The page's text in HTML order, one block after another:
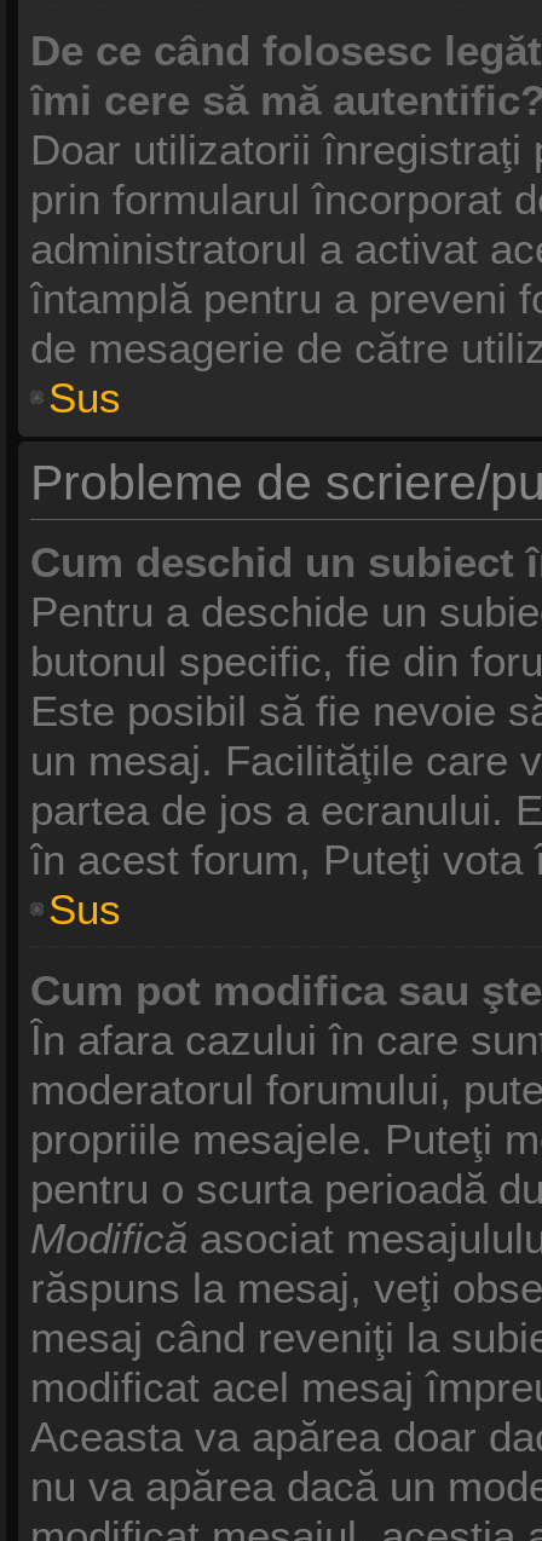
De ce când folosesc
îmi cere să mă
Doar utilizatorii
prin formularul încorporat
administratorul a activat
întamplă pentru a preveni
de mesagerie de către
Sus
Probleme de scriere/
Cum deschid un subiect
Pentru a deschide un
butonul specific, fie din
Este posibil să fie nevoie
un mesaj. Facilităţile care
partea de jos a ecranului.
în acest forum, Puteţi vota
Sus
Cum pot modifica sau
În afara cazului în care
moderatorul forumului,
propriile mesajele. Puteţi
pentru o scurta perioadă
Modifică asociat
răspuns la mesaj, veţi
mesaj când reveniţi la
modificat acel mesaj
Aceasta va apărea doar
nu va apărea dacă un